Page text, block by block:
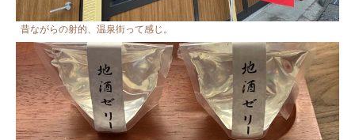
昔ながらの射的、温泉街って感じ。